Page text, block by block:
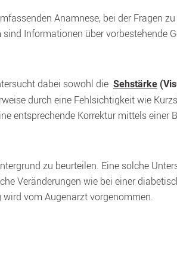
Anamnese, bei der Fragen
Informationen über vorbestehende
dabei sowohl die Sehstärke
durch eine Fehlsichtigkeit wie
entsprechende Korrektur mittels einer
zu beurteilen. Eine solche
Veränderungen wie bei einer
vom Augenarzt vorgenommen.